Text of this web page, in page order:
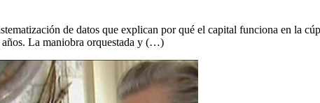
de datos que explican por qué el capital funciona en la
La maniobra orquestada y (…)